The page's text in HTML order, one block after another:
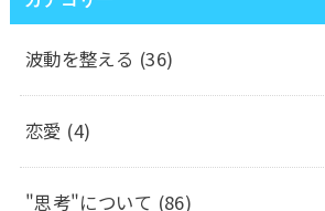
波動を整える (36)
恋愛 (4)
"思考"について (86)